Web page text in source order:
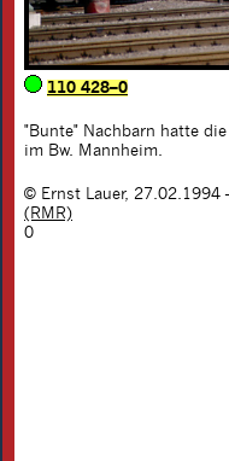
110 428–0
"Bunte" Nachbarn hatte
im Bw. Mannheim.
© Ernst Lauer, 27.02.1994
(RMR)
0